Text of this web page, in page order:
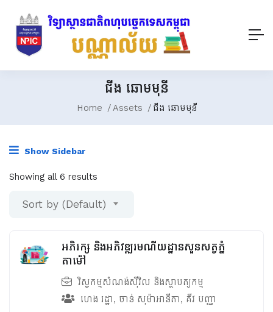
ជីង ឆោមមុនី
Home Assets ជីង ឆោមមុនី
Show Sidebar
Showing all 6 results
Sort by (Default)
អភិរក្ស និងអភិវឌ្ឍរមណីយដ្ឋានសួនសត្វភ្នំ
តាម៉ៅ
វិស្វកម្មសំណង់ស៊ីវិល និងស្ថាបត្យកម្ម
ហេង រដ្ឋា, ចាន់ សុម៉ាអានីតា, គីវ បញ្ញា